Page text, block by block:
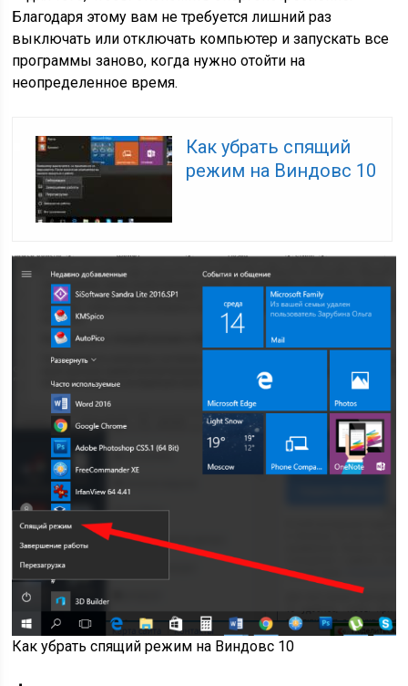
Благодаря этому вам не требуется лишний раз
выключать или отключать компьютер и запускать все
программы заново, когда нужно отойти на
неопределенное время.
Как убрать спящий
режим на Виндовс 10
Как убрать спящий режим на Виндовс 10